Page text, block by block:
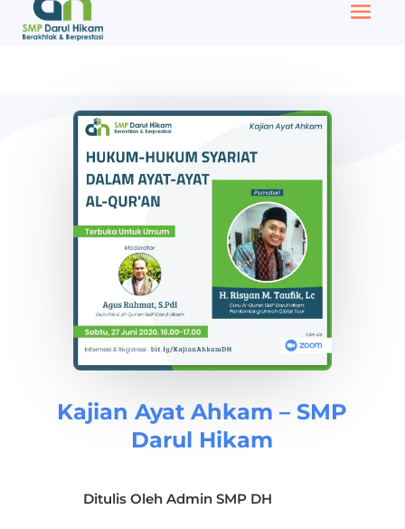
Kajian Ayat Ahkam – SMP
Darul Hikam
Ditulis Oleh Admin SMP DH